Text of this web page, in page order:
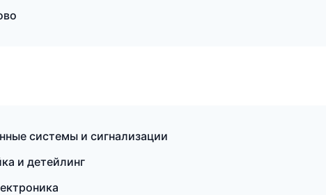
системы и сигнализации
и детейлинг